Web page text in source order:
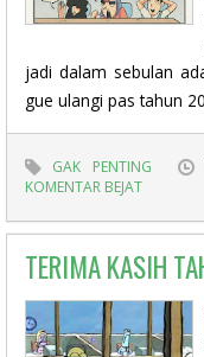
jadi dalam sebulan
gue ulangi pas tahun
GAK PENTING
KOMENTAR BEJAT
TERIMA KASIH